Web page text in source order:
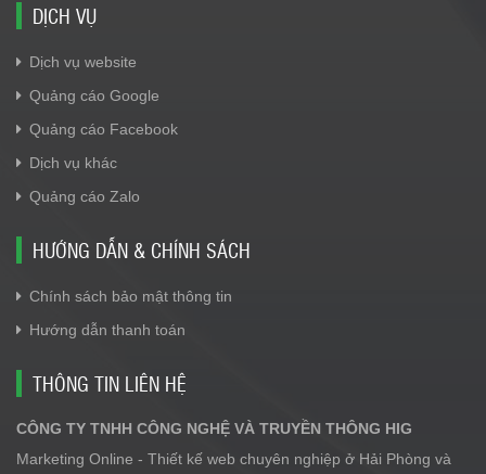
DỊCH VỤ
Dịch vụ website
Quảng cáo Google
Quảng cáo Facebook
Dịch vụ khác
Quảng cáo Zalo
HƯỚNG DẪN & CHÍNH SÁCH
Chính sách bảo mật thông tin
Hướng dẫn thanh toán
THÔNG TIN LIÊN HỆ
CÔNG TY TNHH CÔNG NGHỆ VÀ TRUYỀN THÔNG HIG
Marketing Online - Thiết kế web chuyên nghiệp ở Hải Phòng và